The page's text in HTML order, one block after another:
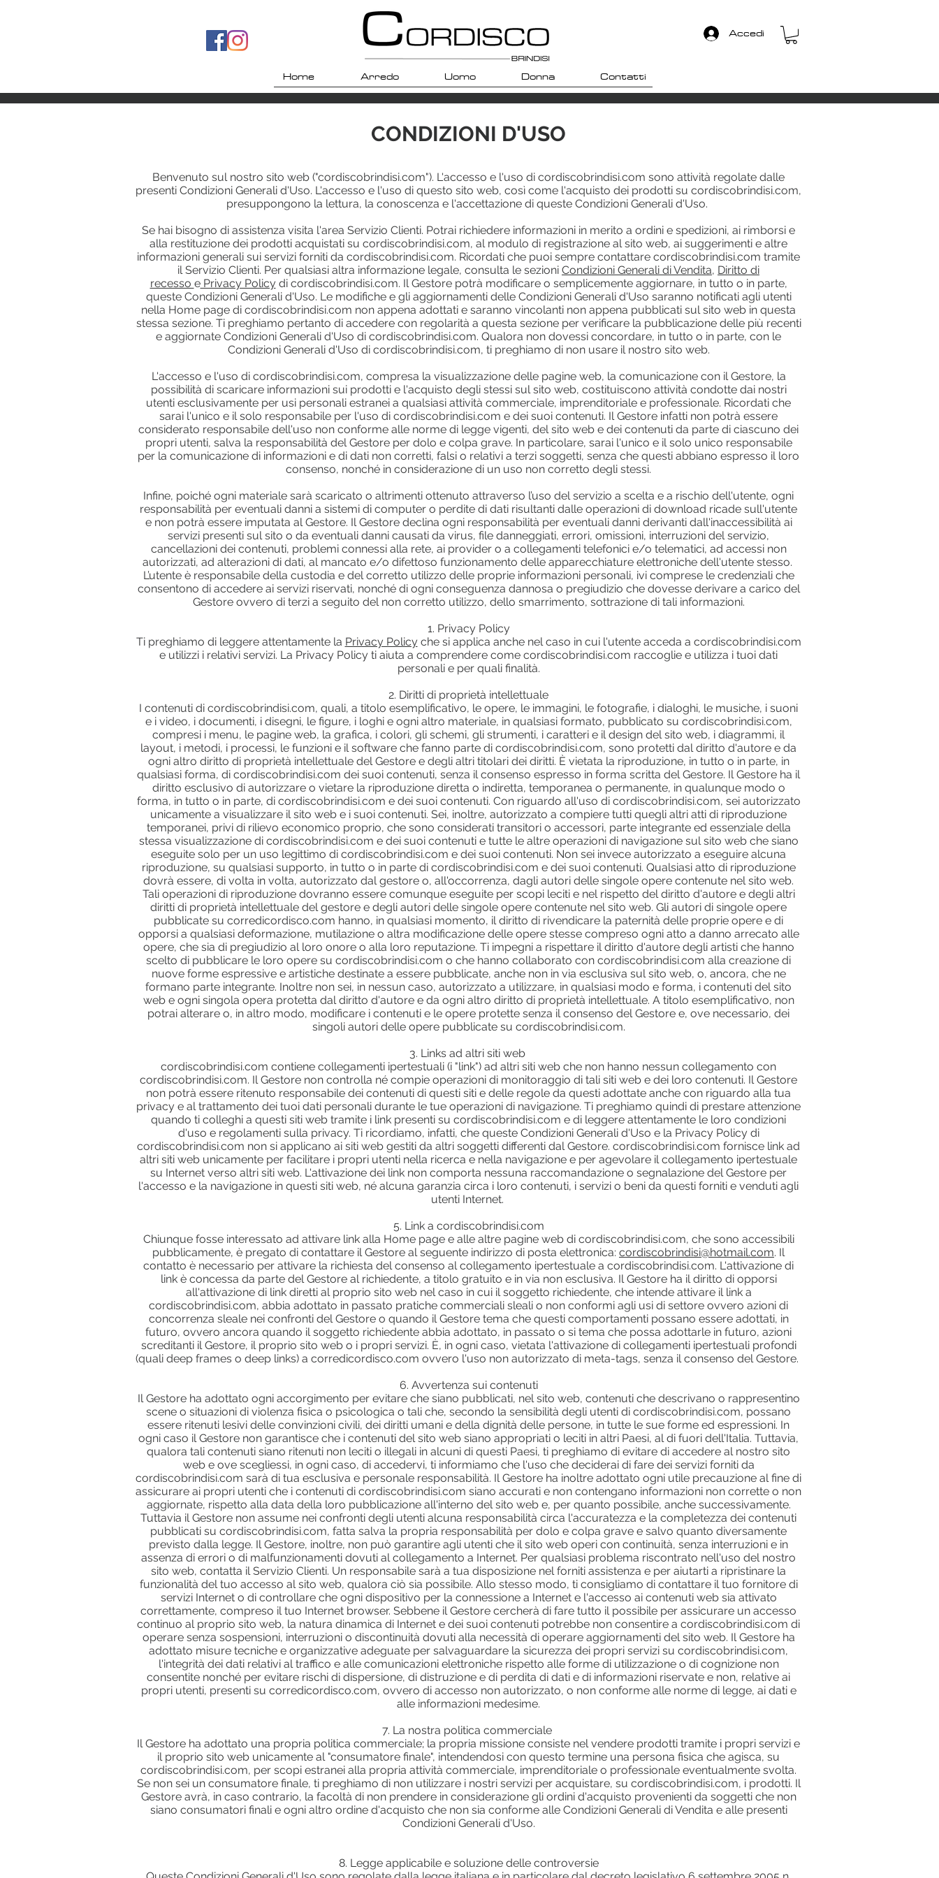
Home Arredo Uomo Donna Contatti
Accedi
CONDIZIONI D'USO
Benvenuto sul nostro sito web ("cordiscobrindisi.com"). L'accesso e l'uso di cordiscobrindisi.com sono attività regolate dalle
presenti Condizioni Generali d'Uso. L'accesso e l'uso di questo sito web, così come l'acquisto dei prodotti su cordiscobrindisi.com,
presuppongono la lettura, la conoscenza e l'accettazione di queste Condizioni Generali d'Uso.
Se hai bisogno di assistenza visita l'area Servizio Clienti. Potrai richiedere informazioni in merito a ordini e spedizioni, ai rimborsi e
alla restituzione dei prodotti acquistati su cordiscobrindisi.com, al modulo di registrazione al sito web, ai suggerimenti e altre
informazioni generali sui servizi forniti da cordiscobrindisi.com. Ricordati che puoi sempre contattare cordiscobrindisi.com tramite
il Servizio Clienti. Per qualsiasi altra informazione legale, consulta le sezioni Condizioni Generali di Vendita, Diritto di
recesso ePrivacy Policy di cordiscobrindisi.com. Il Gestore potrà modificare o semplicemente aggiornare, in tutto o in parte,
queste Condizioni Generali d'Uso. Le modifiche e gli aggiornamenti delle Condizioni Generali d'Uso saranno notificati agli utenti
nella Home page di cordiscobrindisi.com non appena adottati e saranno vincolanti non appena pubblicati sul sito web in questa
stessa sezione. Ti preghiamo pertanto di accedere con regolarità a questa sezione per verificare la pubblicazione delle più recenti
e aggiornate Condizioni Generali d'Uso di cordiscobrindisi.com. Qualora non dovessi concordare, in tutto o in parte, con le
Condizioni Generali d'Uso di cordiscobrindisi.com, ti preghiamo di non usare il nostro sito web.
L'accesso e l'uso di cordiscobrindisi.com, compresa la visualizzazione delle pagine web, la comunicazione con il Gestore, la
possibilità di scaricare informazioni sui prodotti e l'acquisto degli stessi sul sito web, costituiscono attività condotte dai nostri
utenti esclusivamente per usi personali estranei a qualsiasi attività commerciale, imprenditoriale e professionale. Ricordati che
sarai l'unico e il solo responsabile per l'uso di cordiscobrindisi.com e dei suoi contenuti. Il Gestore infatti non potrà essere
considerato responsabile dell'uso non conforme alle norme di legge vigenti, del sito web e dei contenuti da parte di ciascuno dei
propri utenti, salva la responsabilità del Gestore per dolo e colpa grave. In particolare, sarai l'unico e il solo unico responsabile
per la comunicazione di informazioni e di dati non corretti, falsi o relativi a terzi soggetti, senza che questi abbiano espresso il loro
consenso, nonché in considerazione di un uso non corretto degli stessi.
Infine, poiché ogni materiale sarà scaricato o altrimenti ottenuto attraverso l’uso del servizio a scelta e a rischio dell'utente, ogni
responsabilità per eventuali danni a sistemi di computer o perdite di dati risultanti dalle operazioni di download ricade sull'utente
e non potrà essere imputata al Gestore. Il Gestore declina ogni responsabilità per eventuali danni derivanti dall'inaccessibilità ai
servizi presenti sul sito o da eventuali danni causati da virus, file danneggiati, errori, omissioni, interruzioni del servizio,
cancellazioni dei contenuti, problemi connessi alla rete, ai provider o a collegamenti telefonici e/o telematici, ad accessi non
autorizzati, ad alterazioni di dati, al mancato e/o difettoso funzionamento delle apparecchiature elettroniche dell'utente stesso.
L’utente è responsabile della custodia e del corretto utilizzo delle proprie informazioni personali, ivi comprese le credenziali che
consentono di accedere ai servizi riservati, nonché di ogni conseguenza dannosa o pregiudizio che dovesse derivare a carico del
Gestore ovvero di terzi a seguito del non corretto utilizzo, dello smarrimento, sottrazione di tali informazioni.
1. Privacy Policy
Ti preghiamo di leggere attentamente la Privacy Policy che si applica anche nel caso in cui l'utente acceda a cordiscobrindisi.com
e utilizzi i relativi servizi. La Privacy Policy ti aiuta a comprendere come cordiscobrindisi.com raccoglie e utilizza i tuoi dati
personali e per quali finalità.
2. Diritti di proprietà intellettuale
I contenuti di cordiscobrindisi.com, quali, a titolo esemplificativo, le opere, le immagini, le fotografie, i dialoghi, le musiche, i suoni
e i video, i documenti, i disegni, le figure, i loghi e ogni altro materiale, in qualsiasi formato, pubblicato su cordiscobrindisi.com,
compresi i menu, le pagine web, la grafica, i colori, gli schemi, gli strumenti, i caratteri e il design del sito web, i diagrammi, il
layout, i metodi, i processi, le funzioni e il software che fanno parte di cordiscobrindisi.com, sono protetti dal diritto d'autore e da
ogni altro diritto di proprietà intellettuale del Gestore e degli altri titolari dei diritti. È vietata la riproduzione, in tutto o in parte, in
qualsiasi forma, di cordiscobrindisi.com dei suoi contenuti, senza il consenso espresso in forma scritta del Gestore. Il Gestore ha il
diritto esclusivo di autorizzare o vietare la riproduzione diretta o indiretta, temporanea o permanente, in qualunque modo o
forma, in tutto o in parte, di cordiscobrindisi.com e dei suoi contenuti. Con riguardo all'uso di cordiscobrindisi.com, sei autorizzato
unicamente a visualizzare il sito web e i suoi contenuti. Sei, inoltre, autorizzato a compiere tutti quegli altri atti di riproduzione
temporanei, privi di rilievo economico proprio, che sono considerati transitori o accessori, parte integrante ed essenziale della
stessa visualizzazione di cordiscobrindisi.com e dei suoi contenuti e tutte le altre operazioni di navigazione sul sito web che siano
eseguite solo per un uso legittimo di cordiscobrindisi.com e dei suoi contenuti. Non sei invece autorizzato a eseguire alcuna
riproduzione, su qualsiasi supporto, in tutto o in parte di cordiscobrindisi.com e dei suoi contenuti. Qualsiasi atto di riproduzione
dovrà essere, di volta in volta, autorizzato dal gestore o, all'occorrenza, dagli autori delle singole opere contenute nel sito web.
Tali operazioni di riproduzione dovranno essere comunque eseguite per scopi leciti e nel rispetto del diritto d'autore e degli altri
diritti di proprietà intellettuale del gestore e degli autori delle singole opere contenute nel sito web. Gli autori di singole opere
pubblicate su corredicordisco.com hanno, in qualsiasi momento, il diritto di rivendicare la paternità delle proprie opere e di
opporsi a qualsiasi deformazione, mutilazione o altra modificazione delle opere stesse compreso ogni atto a danno arrecato alle
opere, che sia di pregiudizio al loro onore o alla loro reputazione. Ti impegni a rispettare il diritto d'autore degli artisti che hanno
scelto di pubblicare le loro opere su cordiscobrindisi.com o che hanno collaborato con cordiscobrindisi.com alla creazione di
nuove forme espressive e artistiche destinate a essere pubblicate, anche non in via esclusiva sul sito web, o, ancora, che ne
formano parte integrante. Inoltre non sei, in nessun caso, autorizzato a utilizzare, in qualsiasi modo e forma, i contenuti del sito
web e ogni singola opera protetta dal diritto d'autore e da ogni altro diritto di proprietà intellettuale. A titolo esemplificativo, non
potrai alterare o, in altro modo, modificare i contenuti e le opere protette senza il consenso del Gestore e, ove necessario, dei
singoli autori delle opere pubblicate su cordiscobrindisi.com.
3. Links ad altri siti web
cordiscobrindisi.com contiene collegamenti ipertestuali (i "link") ad altri siti web che non hanno nessun collegamento con
cordiscobrindisi.com. Il Gestore non controlla né compie operazioni di monitoraggio di tali siti web e dei loro contenuti. Il Gestore
non potrà essere ritenuto responsabile dei contenuti di questi siti e delle regole da questi adottate anche con riguardo alla tua
privacy e al trattamento dei tuoi dati personali durante le tue operazioni di navigazione. Ti preghiamo quindi di prestare attenzione
quando ti colleghi a questi siti web tramite i link presenti su cordiscobrindisi.com e di leggere attentamente le loro condizioni
d'uso e regolamenti sulla privacy. Ti ricordiamo, infatti, che queste Condizioni Generali d'Uso e la Privacy Policy di
cordiscobrindisi.com non si applicano ai siti web gestiti da altri soggetti differenti dal Gestore. cordiscobrindisi.com fornisce link ad
altri siti web unicamente per facilitare i propri utenti nella ricerca e nella navigazione e per agevolare il collegamento ipertestuale
su Internet verso altri siti web. L'attivazione dei link non comporta nessuna raccomandazione o segnalazione del Gestore per
l'accesso e la navigazione in questi siti web, né alcuna garanzia circa i loro contenuti, i servizi o beni da questi forniti e venduti agli
utenti Internet.
5. Link a cordiscobrindisi.com
Chiunque fosse interessato ad attivare link alla Home page e alle altre pagine web di cordiscobrindisi.com, che sono accessibili
pubblicamente, è pregato di contattare il Gestore al seguente indirizzo di posta elettronica: cordiscobrindisi@hotmail.com. Il
contatto è necessario per attivare la richiesta del consenso al collegamento ipertestuale a cordiscobrindisi.com. L'attivazione di
link è concessa da parte del Gestore al richiedente, a titolo gratuito e in via non esclusiva. Il Gestore ha il diritto di opporsi
all'attivazione di link diretti al proprio sito web nel caso in cui il soggetto richiedente, che intende attivare il link a
cordiscobrindisi.com, abbia adottato in passato pratiche commerciali sleali o non conformi agli usi di settore ovvero azioni di
concorrenza sleale nei confronti del Gestore o quando il Gestore tema che questi comportamenti possano essere adottati, in
futuro, ovvero ancora quando il soggetto richiedente abbia adottato, in passato o si tema che possa adottarle in futuro, azioni
screditanti il Gestore, il proprio sito web o i propri servizi. È, in ogni caso, vietata l'attivazione di collegamenti ipertestuali profondi
(quali deep frames o deep links) a corredicordisco.com ovvero l'uso non autorizzato di meta-tags, senza il consenso del Gestore.
6. Avvertenza sui contenuti
Il Gestore ha adottato ogni accorgimento per evitare che siano pubblicati, nel sito web, contenuti che descrivano o rappresentino
scene o situazioni di violenza fisica o psicologica o tali che, secondo la sensibilità degli utenti di cordiscobrindisi.com, possano
essere ritenuti lesivi delle convinzioni civili, dei diritti umani e della dignità delle persone, in tutte le sue forme ed espressioni. In
ogni caso il Gestore non garantisce che i contenuti del sito web siano appropriati o leciti in altri Paesi, al di fuori dell'Italia. Tuttavia,
qualora tali contenuti siano ritenuti non leciti o illegali in alcuni di questi Paesi, ti preghiamo di evitare di accedere al nostro sito
web e ove scegliessi, in ogni caso, di accedervi, ti informiamo che l'uso che deciderai di fare dei servizi forniti da
cordiscobrindisi.com sarà di tua esclusiva e personale responsabilità. Il Gestore ha inoltre adottato ogni utile precauzione al fine di
assicurare ai propri utenti che i contenuti di cordiscobrindisi.com siano accurati e non contengano informazioni non corrette o non
aggiornate, rispetto alla data della loro pubblicazione all'interno del sito web e, per quanto possibile, anche successivamente.
Tuttavia il Gestore non assume nei confronti degli utenti alcuna responsabilità circa l'accuratezza e la completezza dei contenuti
pubblicati su cordiscobrindisi.com, fatta salva la propria responsabilità per dolo e colpa grave e salvo quanto diversamente
previsto dalla legge. Il Gestore, inoltre, non può garantire agli utenti che il sito web operi con continuità, senza interruzioni e in
assenza di errori o di malfunzionamenti dovuti al collegamento a Internet. Per qualsiasi problema riscontrato nell'uso del nostro
sito web, contatta il Servizio Clienti. Un responsabile sarà a tua disposizione nel forniti assistenza e per aiutarti a ripristinare la
funzionalità del tuo accesso al sito web, qualora ciò sia possibile. Allo stesso modo, ti consigliamo di contattare il tuo fornitore di
servizi Internet o di controllare che ogni dispositivo per la connessione a Internet e l'accesso ai contenuti web sia attivato
correttamente, compreso il tuo Internet browser. Sebbene il Gestore cercherà di fare tutto il possibile per assicurare un accesso
continuo al proprio sito web, la natura dinamica di Internet e dei suoi contenuti potrebbe non consentire a cordiscobrindisi.com di
operare senza sospensioni, interruzioni o discontinuità dovuti alla necessità di operare aggiornamenti del sito web. Il Gestore ha
adottato misure tecniche e organizzative adeguate per salvaguardare la sicurezza dei propri servizi su cordiscobrindisi.com,
l'integrità dei dati relativi al traffico e alle comunicazioni elettroniche rispetto alle forme di utilizzazione o di cognizione non
consentite nonché per evitare rischi di dispersione, di distruzione e di perdita di dati e di informazioni riservate e non, relative ai
propri utenti, presenti su corredicordisco.com, ovvero di accesso non autorizzato, o non conforme alle norme di legge, ai dati e
alle informazioni medesime.
7. La nostra politica commerciale
Il Gestore ha adottato una propria politica commerciale; la propria missione consiste nel vendere prodotti tramite i propri servizi e
il proprio sito web unicamente al "consumatore finale", intendendosi con questo termine una persona fisica che agisca, su
cordiscobrindisi.com, per scopi estranei alla propria attività commerciale, imprenditoriale o professionale eventualmente svolta.
Se non sei un consumatore finale, ti preghiamo di non utilizzare i nostri servizi per acquistare, su cordiscobrindisi.com, i prodotti. Il
Gestore avrà, in caso contrario, la facoltà di non prendere in considerazione gli ordini d'acquisto provenienti da soggetti che non
siano consumatori finali e ogni altro ordine d'acquisto che non sia conforme alle Condizioni Generali di Vendita e alle presenti
Condizioni Generali d'Uso.
8. Legge applicabile e soluzione delle controversie